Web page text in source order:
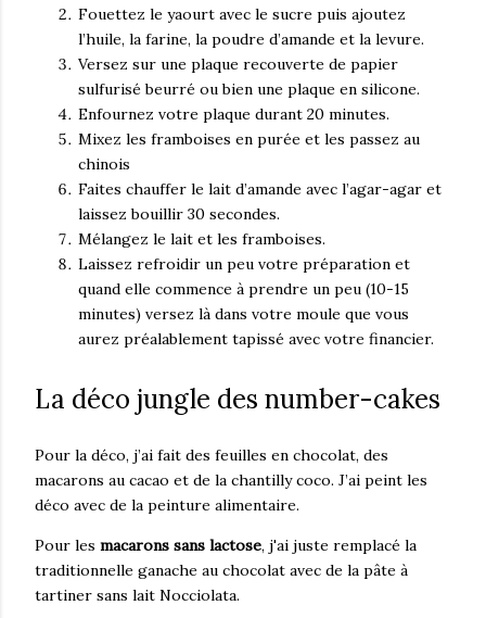
Fouettez le yaourt avec le sucre puis ajoutez
l’huile, la farine, la poudre d’amande et la levure.
Versez sur une plaque recouverte de papier
sulfurisé beurré ou bien une plaque en silicone.
Enfournez votre plaque durant 20 minutes.
Mixez les framboises en purée et les passez au
chinois
Faites chauffer le lait d’amande avec l’agar-agar et
laissez bouillir 30 secondes.
Mélangez le lait et les framboises.
Laissez refroidir un peu votre préparation et
quand elle commence à prendre un peu (10-15
minutes) versez là dans votre moule que vous
aurez préalablement tapissé avec votre financier.
La déco jungle des number-cakes
Pour la déco, j’ai fait des feuilles en chocolat, des
macarons au cacao et de la chantilly coco. J’ai peint les
déco avec de la peinture alimentaire.
Pour les macarons sans lactose, j'ai juste remplacé la
traditionnelle ganache au chocolat avec de la pâte à
tartiner sans lait Nocciolata.